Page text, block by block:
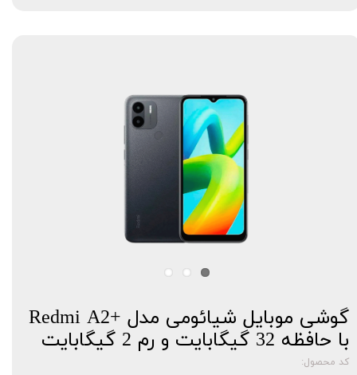
گوشی موبایل شیائومی مدل +Redmi A2
با حافظه 32 گیگابایت و رم 2 گیگابایت
کد محصول: